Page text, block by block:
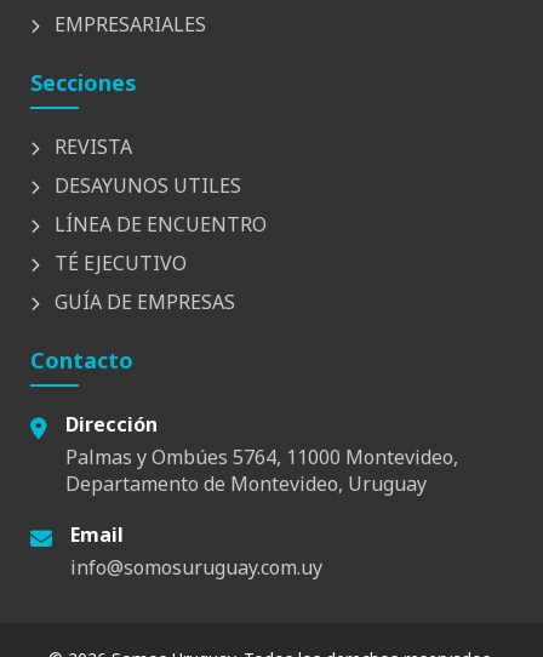
EMPRESARIALES
Secciones
REVISTA
DESAYUNOS UTILES
LÍNEA DE ENCUENTRO
TÉ EJECUTIVO
GUÍA DE EMPRESAS
Contacto
Dirección
Palmas y Ombúes 5764, 11000 Montevideo,
Departamento de Montevideo, Uruguay
Email
info@somosuruguay.com.uy